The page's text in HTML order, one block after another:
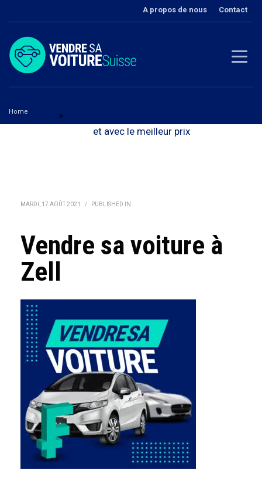
A propos de nous Contact
Home »
et avec le meilleur prix
MARDI, 17 AOÛT 2021 / PUBLISHED IN
Vendre sa voiture à
Zell